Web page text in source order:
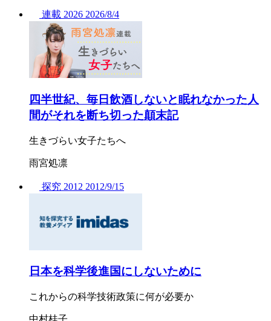
連載 2026 2026/8/4
四半世紀、毎日飲酒しないと眠れなかった人
間がそれを断ち切った顛末記
生きづらい女子たちへ
雨宮処凛
探究 2012 2012/9/15
日本を科学後進国にしないために
これからの科学技術政策に何が必要か
中村桂子